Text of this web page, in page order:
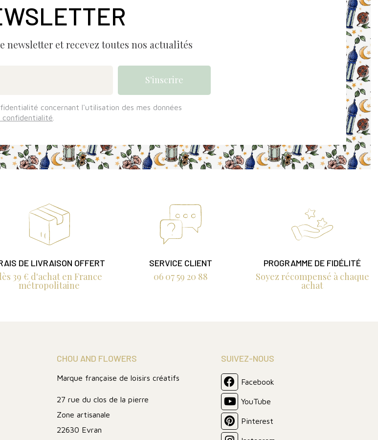
newsletter et recevez toutes nos actualités
concernant l'utilisation des mes données
confidentialité
DE LIVRAISON OFFERT
39 € d'achat en France
métropolitaine
SERVICE CLIENT
06 07 59 20 88
PROGRAMME DE FIDÉLITÉ
Soyez récompensé à chaque
achat
CHOU AND FLOWERS
Marque française de loisirs créatifs
27 rue du clos de la pierre
Zone artisanale
22630 Evran
SUIVEZ-NOUS
Facebook
YouTube
Pinterest